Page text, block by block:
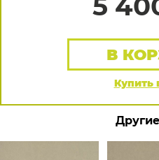
Купить
В